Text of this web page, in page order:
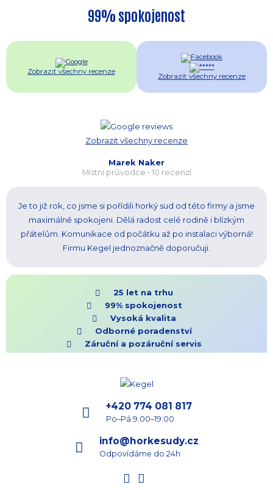
99% spokojenost
Zobrazit všechny recenze
Zobrazit všechny recenze
Zobrazit všechny recenze
Marek Naker
Místní průvodce • 10 recenzí
Je to již rok, co jsme si pořídili horký sud od této firmy a jsme
maximálně spokojeni. Dělá radost celé rodině i blízkým
přátelům. Komunikace od počátku až po instalaci výborná!
Firmu Kegel jednoznačně doporučuji.
25 let na trhu
99% spokojenost
Vysoká kvalita
Odborné poradenství
Záruční a pozáruční servis
+420 774 081 817
Po–Pá 9.00–19:00
info@horkesudy.cz
Odpovídáme do 24h